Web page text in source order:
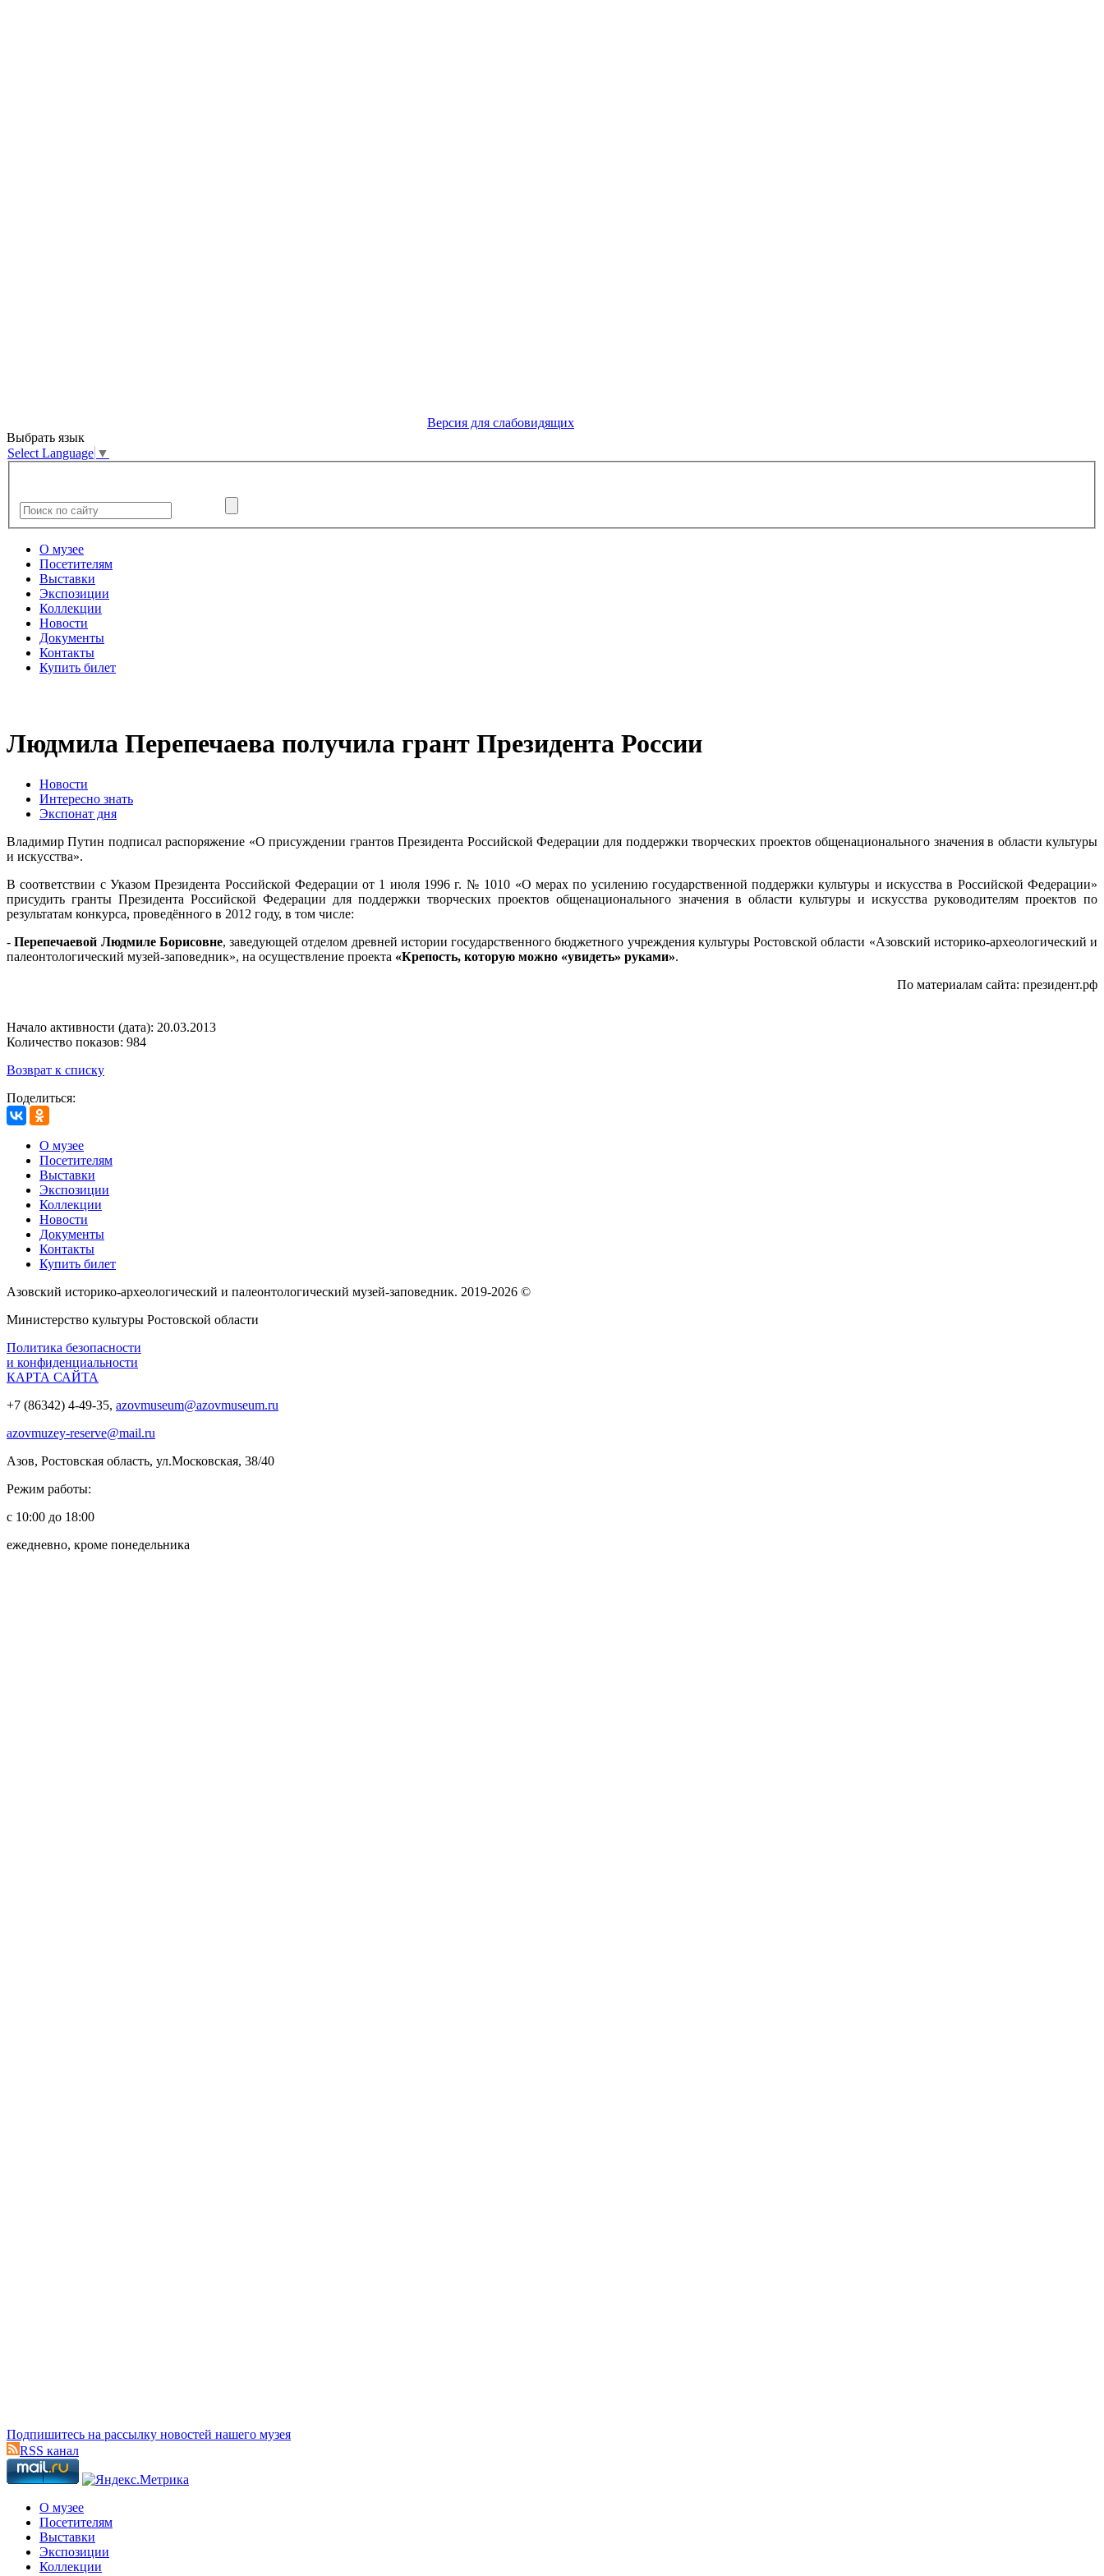
Версия для слабовидящих
Выбрать язык
Select Language ▼
О музее
Посетителям
Выставки
Экспозиции
Коллекции
Новости
Документы
Контакты
Купить билет
Людмила Перепечаева получила грант Президента России
Новости
Интересно знать
Экспонат дня
Владимир Путин подписал распоряжение «О присуждении грантов Президента Российской Федерации для поддержки творческих проектов общенационального значения в области культуры
и искусства».
В соответствии с Указом Президента Российской Федерации от 1 июля 1996 г. № 1010 «О мерах по усилению государственной поддержки культуры и искусства в Российской Федерации»
присудить гранты Президента Российской Федерации для поддержки творческих проектов общенационального значения в области культуры и искусства руководителям проектов по
результатам конкурса, проведённого в 2012 году, в том числе:
-Перепечаевой Людмиле Борисовне, заведующей отделом древней истории государственного бюджетного учреждения культуры Ростовской области «Азовский историко-археологический и
палеонтологический музей-заповедник», на осуществление проекта «Крепость, которую можно «увидеть» руками».
По материалам сайта: президент.рф
Начало активности (дата): 20.03.2013
Количество показов: 984
Возврат к списку
Поделиться:
О музее
Посетителям
Выставки
Экспозиции
Коллекции
Новости
Документы
Контакты
Купить билет
Азовский историко‑археологический и палеонтологический музей‑заповедник. 2019-2026 ©
Министерство культуры Ростовской области
Политика безопасности
и конфиденциальности
КАРТА САЙТА
+7 (86342) 4-49-35, azovmuseum@azovmuseum.ru
azovmuzey-reserve@mail.ru
Азов, Ростовская область, ул.Московская, 38/40
Режим работы:
с 10:00 до 18:00
ежедневно, кроме понедельника
Подпишитесь на рассылку новостей нашего музея
RSS канал
О музее
Посетителям
Выставки
Экспозиции
Коллекции